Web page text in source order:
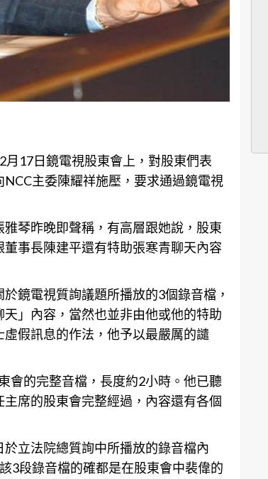
17日鏡電視股東會上，對股東們表
主委陳耀祥施壓，要求通過鏡電視
琴昨晚即聲稱，有高層跟她說，股東
事長陳建平還有特助張寒青聊天內容
鏡電視質詢議題所播放的3個錄音檔，
」內容，當然也並非由他或他的特助
假訊息的作法，他予以最嚴厲的譴
會的完整音檔，長度約2小時。他已聽
席的股東會完整經過，內容還有各個
立法院總質詢中所播放的錄音檔內
3段錄音檔的確都是在股東會中裴偉的